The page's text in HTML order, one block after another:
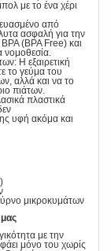
με το ένα χέρι
από
ασφαλή για την
(BPA Free) και
νομοθεσία.
Η εξαιρετική
το γεύμα του
αλλά και να το
πιάτων.
πλαστικά
υφή ακόμα και
μικροκυμάτων
με την
μόνο του χωρίς